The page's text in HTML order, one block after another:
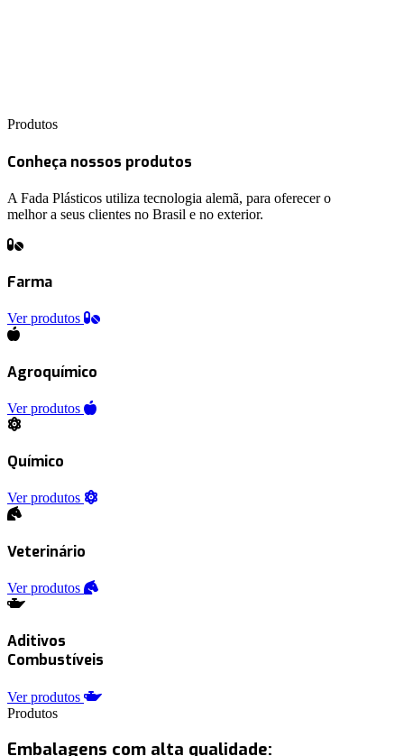
Produtos
Conheça nossos produtos
A Fada Plásticos utiliza tecnologia alemã, para oferecer o
melhor a seus clientes no Brasil e no exterior.
Farma
Ver produtos
Agroquímico
Ver produtos
Químico
Ver produtos
Veterinário
Ver produtos
Aditivos
Combustíveis
Ver produtos
Produtos
Embalagens com alta qualidade: